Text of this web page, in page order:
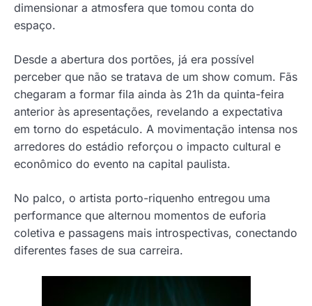
dimensionar a atmosfera que tomou conta do
espaço.
Desde a abertura dos portões, já era possível
perceber que não se tratava de um show comum. Fãs
chegaram a formar fila ainda às 21h da quinta-feira
anterior às apresentações, revelando a expectativa
em torno do espetáculo. A movimentação intensa nos
arredores do estádio reforçou o impacto cultural e
econômico do evento na capital paulista.
No palco, o artista porto-riquenho entregou uma
performance que alternou momentos de euforia
coletiva e passagens mais introspectivas, conectando
diferentes fases de sua carreira.